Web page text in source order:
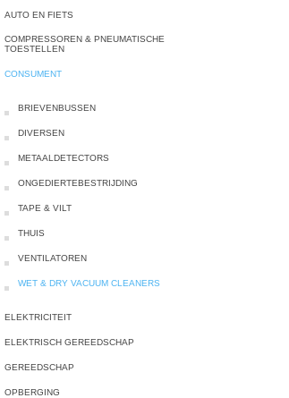
AUTO EN FIETS
COMPRESSOREN & PNEUMATISCHE
TOESTELLEN
CONSUMENT
BRIEVENBUSSEN
DIVERSEN
METAALDETECTORS
ONGEDIERTEBESTRIJDING
TAPE & VILT
THUIS
VENTILATOREN
WET & DRY VACUUM CLEANERS
ELEKTRICITEIT
ELEKTRISCH GEREEDSCHAP
GEREEDSCHAP
OPBERGING